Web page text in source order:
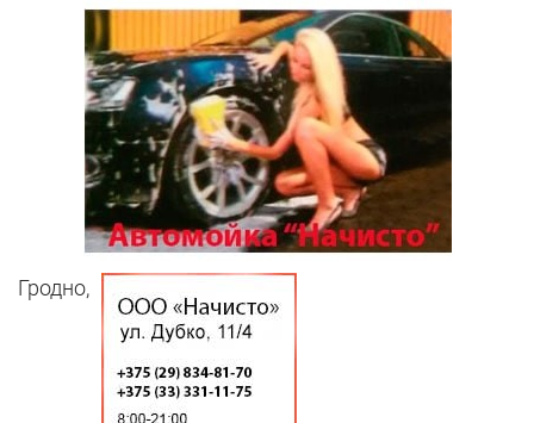
Гродно,